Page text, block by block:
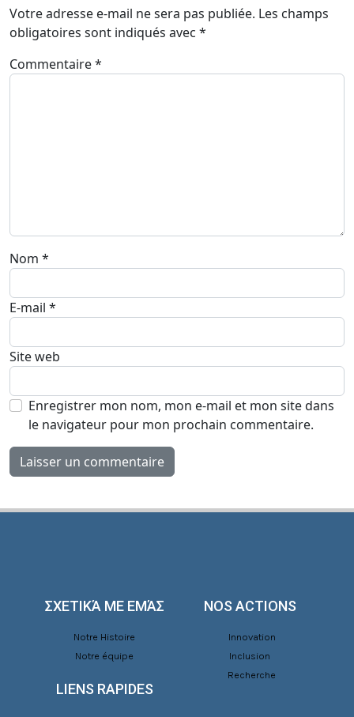
Votre adresse e-mail ne sera pas publiée. Les champs
obligatoires sont indiqués avec *
Commentaire*
Nom *
E-mail *
Site web
Enregistrer mon nom, mon e-mail et mon site dans
le navigateur pour mon prochain commentaire.
ΣΧΕΤΙΚΆ ΜΕ ΕΜΆΣ
Notre Histoire
Notre équipe
NOS ACTIONS
Innovation
Inclusion
Recherche
LIENS RAPIDES